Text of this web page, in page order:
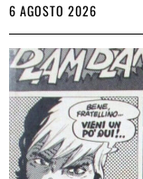
6 AGOSTO 2026